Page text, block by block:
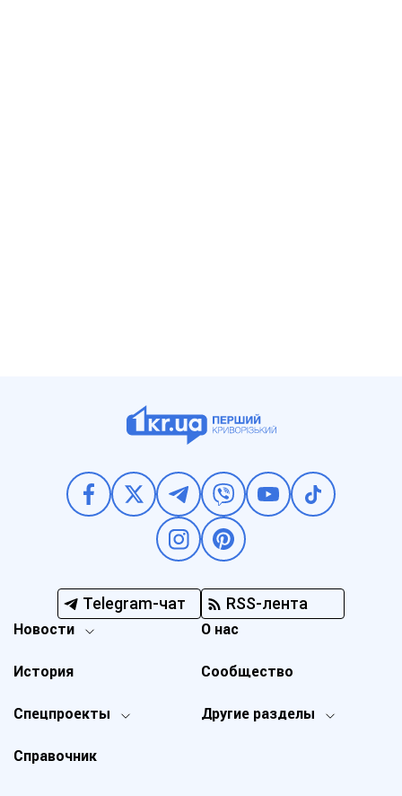
Telegram-чат RSS-лента
Новости
Спецпроекты Другие разделы
История
О нас
Справочник
Сообщество